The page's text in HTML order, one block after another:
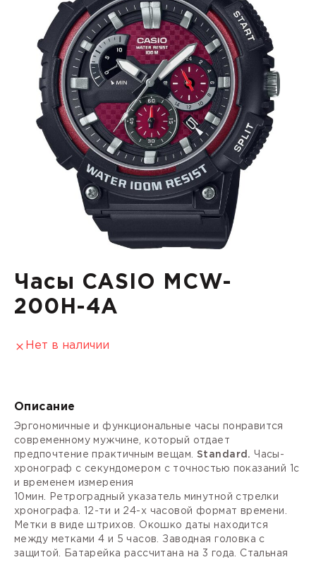
Часы CASIO MCW-
200H-4A
Нет в наличии
Описание
Эргономичные и функциональные часы понравится
современному мужчине, который отдает
предпочтение практичным вещам.Standard. Часы-
хронограф с секундомером с точностью показаний 1с
и временем измерения
10мин.
Ретроградный указатель минутной стрелки
хронографа.
12-ти и 24-х часовой формат времени.
Метки в виде штрихов. Окошко даты находится
между метками 4 и 5 часов. Заводная головка с
защитой. Батарейка рассчитана на 3 года. Стальная